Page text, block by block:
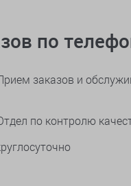
по
заказов и
по контролю